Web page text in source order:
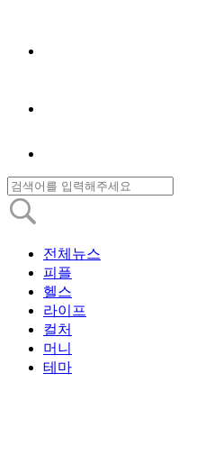
전체뉴스
피플
헬스
라이프
컬처
머니
테마